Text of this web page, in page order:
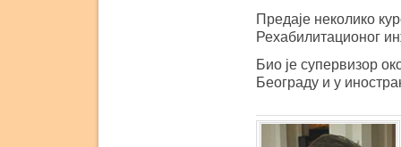
Предаје неколико
Рехабилитационог
Био је супервизор
Београду и у